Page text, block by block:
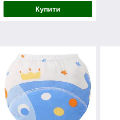
Купити